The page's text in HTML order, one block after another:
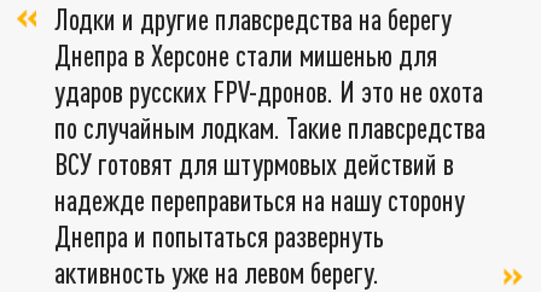
Лодки и другие плавсредства на берегу
Днепра в Херсоне стали мишенью для
ударов русских FPV-дронов. И это не охота
по случайным лодкам. Такие плавсредства
ВСУ готовят для штурмовых действий в
надежде переправиться на нашу сторону
Днепра и попытаться развернуть
активность уже на левом берегу.